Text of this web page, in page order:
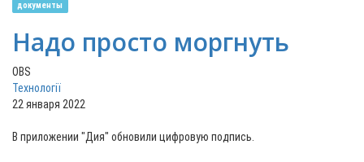
документы
Надо просто моргнуть
OBS
Технології
22 января 2022
В приложении "Дия" обновили цифровую подпись.